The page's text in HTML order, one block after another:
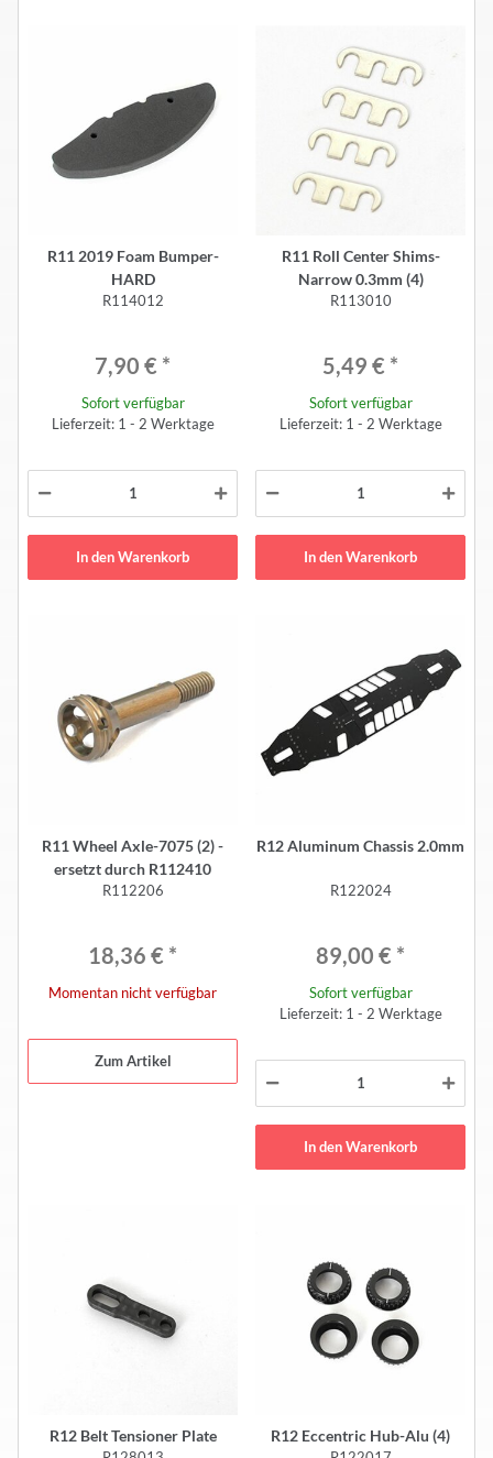
R11 2019 Foam Bumper-
HARD
R114012
7,90 € *
Sofort verfügbar
Lieferzeit: 1 - 2 Werktage
In den Warenkorb
R11 Roll Center Shims-
Narrow 0.3mm (4)
R113010
5,49 € *
Sofort verfügbar
Lieferzeit: 1 - 2 Werktage
In den Warenkorb
R11 Wheel Axle-7075 (2) -
ersetzt durch R112410
R112206
18,36 € *
Momentan nicht verfügbar
Zum Artikel
R12 Aluminum Chassis 2.0mm
R122024
89,00 € *
Sofort verfügbar
Lieferzeit: 1 - 2 Werktage
In den Warenkorb
R12 Belt Tensioner Plate R12 Eccentric Hub-Alu (4)